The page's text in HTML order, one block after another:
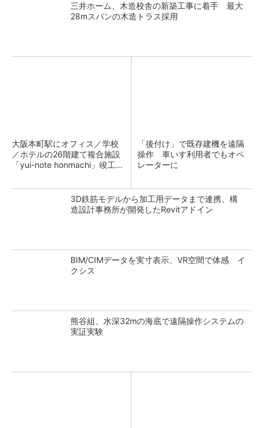
三井ホーム、木造校舎の新築工事に着手 最大
28mスパンの木造トラス採用
大阪本町駅にオフィス／学校
／ホテルの26階建て複合施設
「yui-note honmachi」竣工、
「後付け」で既存建機を遠隔
操作 車いす利用者でもオペ
レーターに
3D鉄筋モデルから加工用データまで連携、構
造設計事務所が開発したRevitアドイン
BIM/CIMデータを実寸表示、VR空間で体感 イ
クシス
熊谷組、水深32mの海底で遠隔操作システムの
実証実験